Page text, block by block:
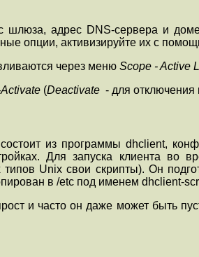
шлюза, адрес DNS-сервера и
опции, активизируйте их с
через меню Scope - Active
(Deactivate - для отключения
из программы dhclient,
Для запуска клиента во
Unix свои скрипты). Он
в /etc под именем dhclient-
и часто он даже может быть